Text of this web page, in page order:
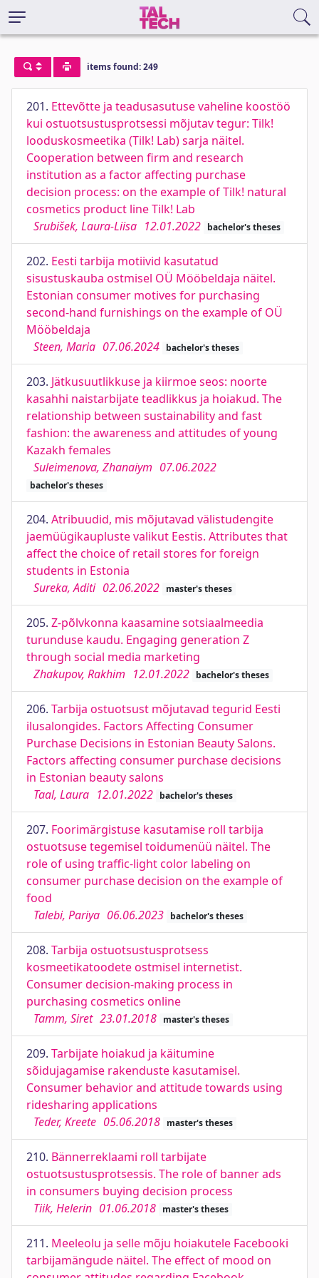
items found: 249
201. Ettevõtte ja teadusasutuse vaheline koostöö
kui ostuotsustusprotsessi mõjutav tegur: Tilk!
looduskosmeetika (Tilk! Lab) sarja näitel.
Cooperation between firm and research
institution as a factor affecting purchase
decision process: on the example of Tilk! natural
cosmetics product line Tilk! Lab
Srubišek, Laura-Liisa 12.01.2022 bachelor's theses
202. Eesti tarbija motiivid kasutatud
sisustuskauba ostmisel OÜ Mööbeldaja näitel.
Estonian consumer motives for purchasing
second-hand furnishings on the example of OÜ
Mööbeldaja
Steen, Maria 07.06.2024 bachelor's theses
203. Jätkusuutlikkuse ja kiirmoe seos: noorte
kasahhi naistarbijate teadlikkus ja hoiakud. The
relationship between sustainability and fast
fashion: the awareness and attitudes of young
Kazakh females
Suleimenova, Zhanaiym 07.06.2022
bachelor's theses
204. Atribuudid, mis mõjutavad välistudengite
jaemüügikaupluste valikut Eestis. Attributes that
affect the choice of retail stores for foreign
students in Estonia
Sureka, Aditi 02.06.2022 master's theses
205. Z-põlvkonna kaasamine sotsiaalmeedia
turunduse kaudu. Engaging generation Z
through social media marketing
Zhakupov, Rakhim 12.01.2022 bachelor's theses
206. Tarbija ostuotsust mõjutavad tegurid Eesti
ilusalongides. Factors Affecting Consumer
Purchase Decisions in Estonian Beauty Salons.
Factors affecting consumer purchase decisions
in Estonian beauty salons
Taal, Laura 12.01.2022 bachelor's theses
207. Foorimärgistuse kasutamise roll tarbija
ostuotsuse tegemisel toidumenüü näitel. The
role of using traffic-light color labeling on
consumer purchase decision on the example of
food
Talebi, Pariya 06.06.2023 bachelor's theses
208. Tarbija ostuotsustusprotsess
kosmeetikatoodete ostmisel internetist.
Consumer decision-making process in
purchasing cosmetics online
Tamm, Siret 23.01.2018 master's theses
209. Tarbijate hoiakud ja käitumine
sõidujagamise rakenduste kasutamisel.
Consumer behavior and attitude towards using
ridesharing applications
Teder, Kreete 05.06.2018 master's theses
210. Bännerreklaami roll tarbijate
ostuotsustusprotsessis. The role of banner ads
in consumers buying decision process
Tiik, Helerin 01.06.2018 master's theses
211. Meeleolu ja selle mõju hoiakutele Facebooki
tarbijamängude näitel. The effect of mood on